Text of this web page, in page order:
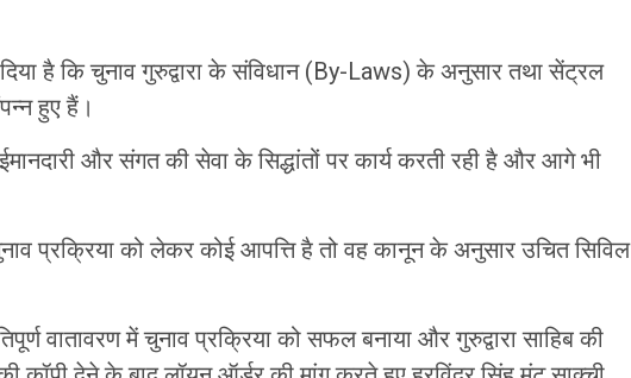
है कि चुनाव गुरुद्वारा के संविधान (By-Laws) के अनुसार तथा सेंट्रल
हुए हैं।
और संगत की सेवा के सिद्धांतों पर कार्य करती रही है और आगे भी
प्रक्रिया को लेकर कोई आपत्ति है तो वह कानून के अनुसार उचित सिविल
वातावरण में चुनाव प्रक्रिया को सफल बनाया और गुरुद्वारा साहिब की